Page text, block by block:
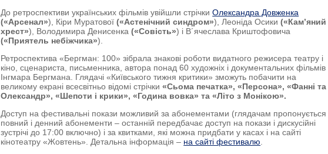
До ретроспективи українських фільмів увійшли стрічкиОлександра Довженка
(«Арсенал»), Кіри Муратової(«Астенічний синдром»), Леоніда Осики(«Кам’яний
хрест»), Володимира Денисенка(«Совість») і В´ячеслава Криштофовича
(«Приятель небіжчика»).
Ретроспектива «Бергман: 100» зібрала знакові роботи видатного режисера театру і
кіно, сценариста, письменника, автора понад 60 художніх і документальних фільмів
Інгмара Бергмана. Глядачі «Київського тижня критики» зможуть побачити на
великому екрані всесвітньо відомі стрічки«Сьома печатка», «Персона», «Фанні та
Олександр», «Шепоти і крики», «Година вовка» та «Літо з Монікою».
Доступ на фестивальні покази можливий за абонементами (глядачам пропонується
повний і денний абонементи – останній передбачає доступ на покази і дискусійні
зустрічі до 17:00 включно) і за квитками, які можна придбати у касах і на сайті
кінотеатру «Жовтень». Детальна інформація – на сайті фестивалю